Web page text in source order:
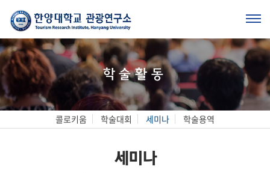
학술활동
콜로키움 학술대회 세미나 학술용역
세미나